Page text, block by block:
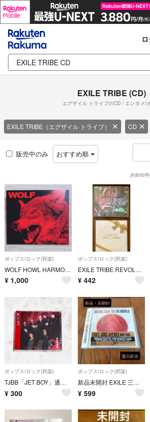
EXILE TRIBE (CD)
エグザイル トライブのCD / エンタメ/
EXILE TRIBE（エグザイル トライブ） CD
販売中のみ おすすめ順
約800
ポップス/ロック(邦楽)
WOLF HOWL HARMONY WOLF MV盤 (Blu-ray付)
¥ 1,000
ポップス/ロック(邦楽)
EXILE TRIBE REVOLUTION 他 CD2枚 ☆新品☆
¥ 442
ポップス/ロック(邦楽)
TJBB「JET BOY」通常盤
¥ 300
ポップス/ロック(邦楽)
新品未開封 EXILE 三代目JSB RISING SUN CD+Blu-ray
¥ 599